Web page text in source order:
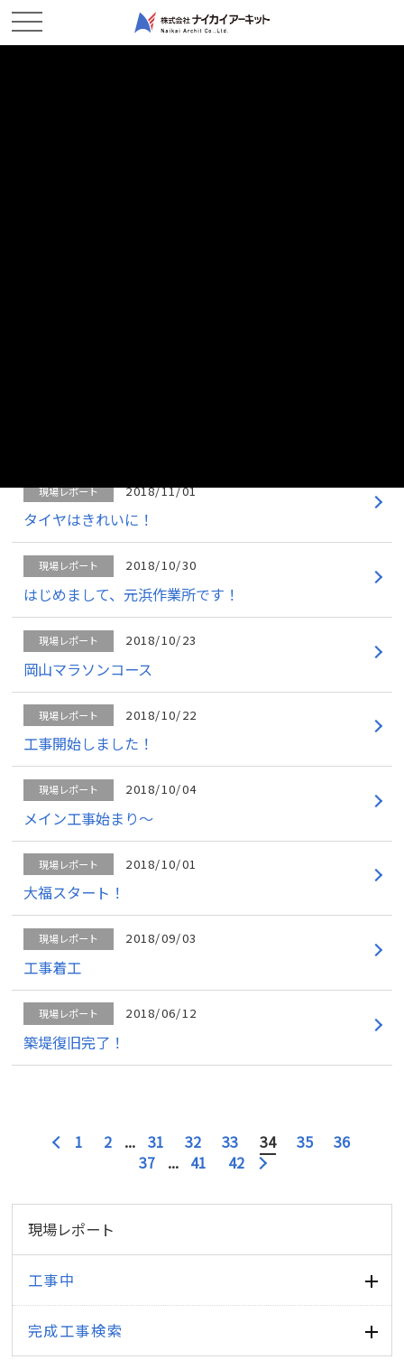
現場レポート 2018/11/01
タイヤはきれいに！
現場レポート 2018/10/30
はじめまして、元浜作業所です！
現場レポート 2018/10/23
岡山マラソンコース
現場レポート 2018/10/22
工事開始しました！
現場レポート 2018/10/04
メイン工事始まり～
現場レポート 2018/10/01
大福スタート！
現場レポート 2018/09/03
工事着工
現場レポート 2018/06/12
築堤復旧完了！
1 2 ... 31 32 33 34 35
36
37
... 41 42
現場レポート
工事中
完成工事検索